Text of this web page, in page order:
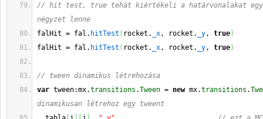
// hit test, true tehát kiértékeli a határvonalakat
négyzet lenne
falHit = fal. hitTest ( rocket. _x, rocket. _y, true)
falHit = fal. hitTest ( rocket. _x, rocket. _y, true)
// tween dinamikus létrehozása
var tween:mx.transitions .Tween = new mx.transitions .
dinamikusan létrehoz egy tweent